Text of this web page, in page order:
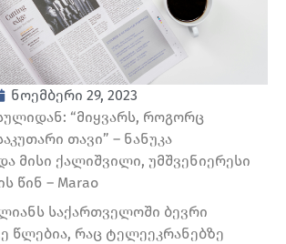
ნოემბერი 29, 2023
“მიყვარს, როგორც
თავი” – ნანუკა
მისი ქალიშვილი, უმშვენიერესი
წინ – Marao
საქართველოში ბევრი
წლებია, რაც ტელეეკრანებზე